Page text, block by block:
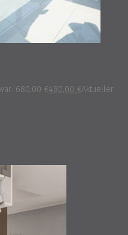
680,00 €480,00 €Aktueller